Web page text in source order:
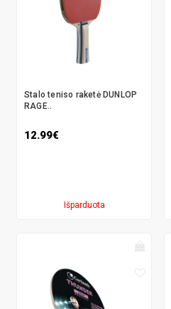
Stalo teniso raketė DUNLOP
RAGE..
12.99€
Išparduota